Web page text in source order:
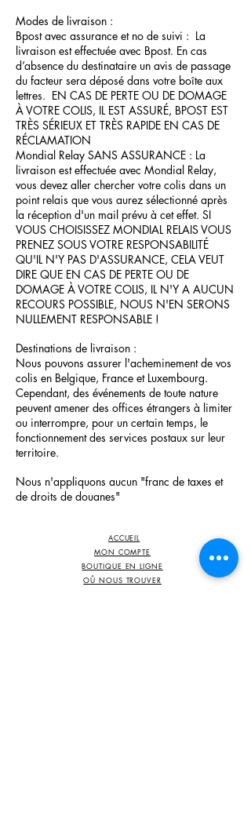
Modes de livraison :
Bpost avec assurance et no de suivi : La
livraison est effectuée avec Bpost. En cas
d’absence du destinataire un avis de passage
du facteur sera déposé dans votre boîte aux
lettres. EN CAS DE PERTE OU DE DOMAGE
À VOTRE COLIS, IL EST ASSURÉ, BPOST EST
TRÈS SÉRIEUX ET TRÈS RAPIDE EN CAS DE
RÉCLAMATION
Mondial Relay SANS ASSURANCE : La
livraison est effectuée avec Mondial Relay,
vous devez aller chercher votre colis dans un
point relais que vous aurez sélectionné après
la réception d'un mail prévu à cet effet. SI
VOUS CHOISISSEZ MONDIAL RELAIS VOUS
PRENEZ SOUS VOTRE RESPONSABILITÉ
QU'IL N'Y PAS D'ASSURANCE, CELA VEUT
DIRE QUE EN CAS DE PERTE OU DE
DOMAGE À VOTRE COLIS, IL N'Y A AUCUN
RECOURS POSSIBLE, NOUS N'EN SERONS
NULLEMENT RESPONSABLE !
Destinations de livraison :
Nous pouvons assurer l'acheminement de vos
colis en Belgique, France et Luxembourg.
Cependant, des événements de toute nature
peuvent amener des offices étrangers à limiter
ou interrompre, pour un certain temps, le
fonctionnement des services postaux sur leur
territoire.
Nous n'appliquons aucun "franc de taxes et
de droits de douanes"
ACCUEIL
MON COMPTE
BOUTIQUE EN LIGNE
OÛ NOUS TROUVER